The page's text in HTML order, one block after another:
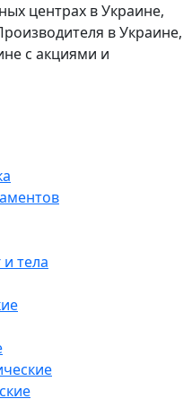
центрах в Украине,
в Украине,
с акциями и
и тела